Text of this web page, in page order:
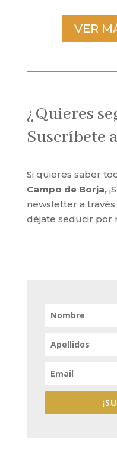
VER
¿Quieres
Suscríbete
Si quieres saber
Campo de Borja,
newsletter a
déjate seducir por